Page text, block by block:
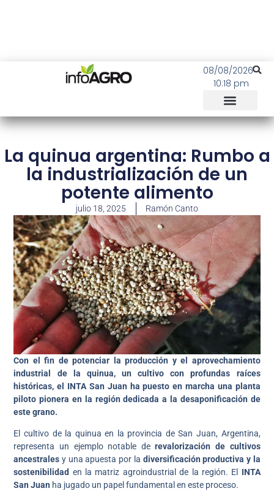
08/08/2026
10:18 pm
La quinua argentina: Rumbo a
la industrialización de un
potente alimento
julio 18, 2025 Ramón Canto
Con el fin de potenciar la producción y el aprovechamiento
industrial de la quinua, un cultivo con profundas raíces
históricas, el INTA San Juan ha puesto en marcha una planta
piloto pionera en la región dedicada a la desaponificación de
este grano.
El cultivo de la quinua en la provincia de San Juan, Argentina,
representa un ejemplo notable derevalorización de cultivos
ancestrales y una apuesta por la diversificación productiva y la
sostenibilidad en la matriz agroindustrial de la región. El INTA
San Juan ha jugado un papel fundamental en este proceso.